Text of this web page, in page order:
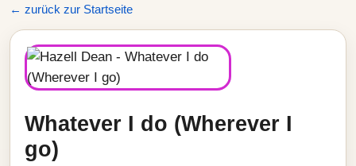
← zurück zur Startseite
Whatever I do (Wherever I
go)